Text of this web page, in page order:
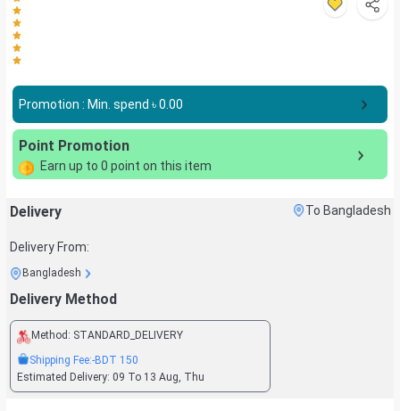
Promotion : Min. spend ৳0.00
Point Promotion
Earn up to 0 point on this item
Delivery To Bangladesh
Delivery From:
Bangladesh
Delivery Method
Method: STANDARD_DELIVERY
Shipping Fee:-BDT 150
Estimated Delivery: 09 To 13 Aug, Thu